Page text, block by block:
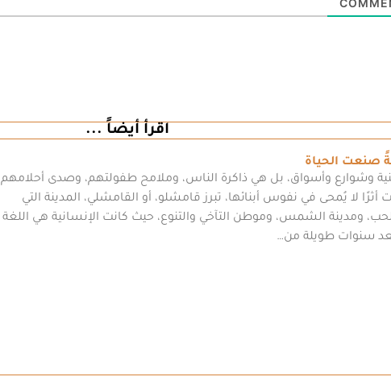
اقرأ أيضاً ...
صنعت الحياة
وشوارع وأسواق، بل هي ذاكرة الناس، وملامح طفولتهم، وصدى أحلامهم
أثرًا لا يُمحى في نفوس أبنائها، تبرز قامشلو، أو القامشلي، المدينة التي
ومدينة الشمس، وموطن التآخي والتنوع، حيث كانت الإنسانية هي اللغة
سنوات طويلة من…